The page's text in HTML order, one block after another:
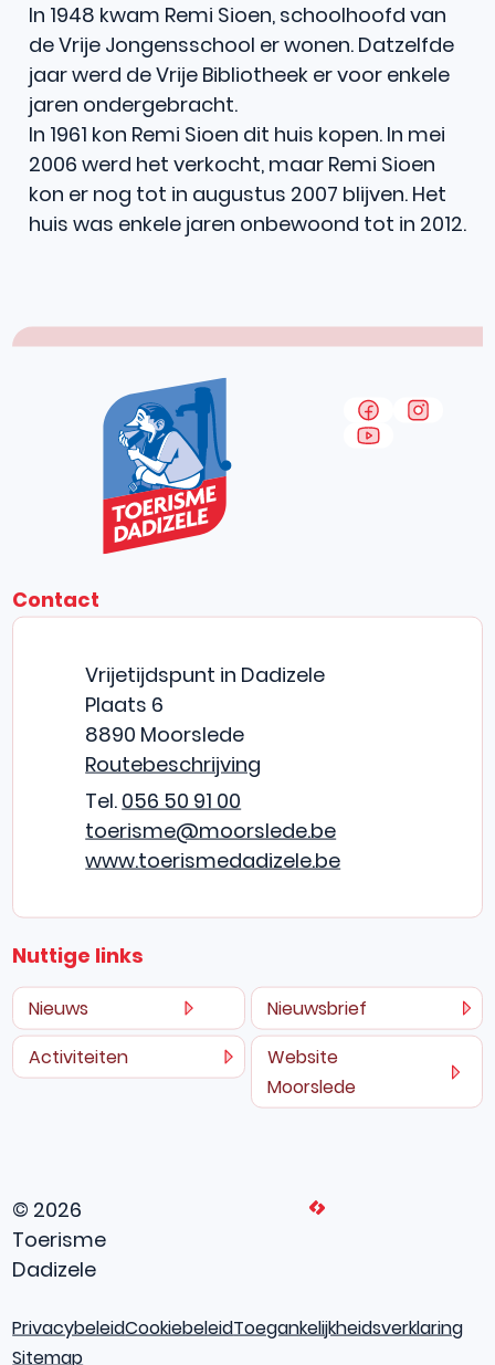
In 1948 kwam Remi Sioen, schoolhoofd van
de Vrije Jongensschool er wonen. Datzelfde
jaar werd de Vrije Bibliotheek er voor enkele
jaren ondergebracht.
In 1961 kon Remi Sioen dit huis kopen. In mei
2006 werd het verkocht, maar Remi Sioen
kon er nog tot in augustus 2007 blijven. Het
huis was enkele jaren onbewoond tot in 2012.
VOLG ONS
Facebook
YouTube
Contact
CONTACT & OPENINGSUREN
AdresVrijetijdspunt in Dadizele
Plaats 6
,8890 Moorslede
Routebeschrijving
056 50 91 00
E-mailtoerisme@moorslede.be
Website
www.toerismedadizele.be
Nuttige links
Nieuws
Nieuwsbrief
Activiteiten
Website
Moorslede
© 2026
Toerisme
Dadizele
PrivacybeleidCookiebeleidToegankelijkheidsverklaring
Sitemap